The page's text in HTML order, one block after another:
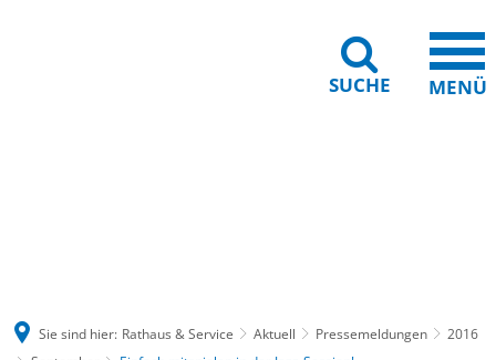
SUCHE MENÜ
Sie sind hier: Rathaus & Service Aktuell Pressemeldungen
2016